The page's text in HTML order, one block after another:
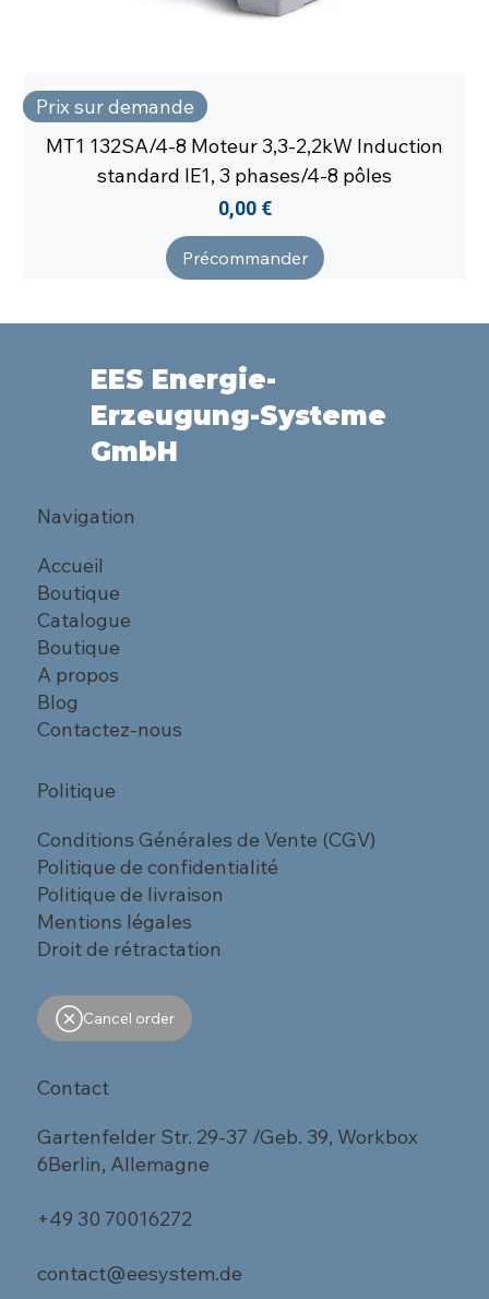
Prix sur demande
MT1 132SA/4-8 Moteur 3,3-2,2kW Induction
standard IE1, 3 phases/4-8 pôles
Prix
0,00 €
Précommander
EES Energie-
Erzeugung-Systeme
GmbH
Navigation
Accueil
Boutique
Catalogue
Boutique
A propos
Blog
Contactez-nous
Politique
Conditions Générales de Vente (CGV)
Politique de confidentialité
Politique de livraison
Mentions légales
Droit de rétractation
Cancel order
Contact
Gartenfelder Str. 29-37 /Geb. 39, Workbox
6Berlin, Allemagne
+49 30 70016272
contact@eesystem.de